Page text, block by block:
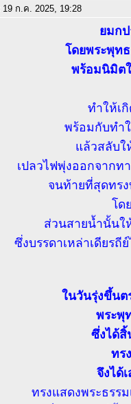
19 ก.ค. 2025, 19:28
ยมก
โดยพระพุท
พร้อมนิมิต
ทำให้เ
พร้อมกับทำ
แล้วสลับใ
เปลวไฟพุ่งออกจาก
จนท้ายที่สุดทร
โด
ส่วนสายน้ำนั้นใ
ซึ่งบรรดาเหล่าเดียร
ในวันรุ่งขึ้นต
พระพุ
ซึ่งได้สิ้
ทร
จึงได้
ทรงแสดงพระธรร